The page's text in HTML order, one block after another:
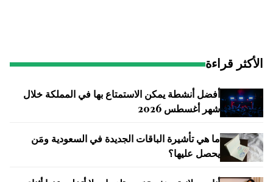
الأكثر قراءة
أفضل أنشطة يمكن الاستمتاع بها في المملكة خلال
شهر أغسطس 2026
ما هي تأشيرة الباقات الجديدة في السعودية ومَن
يحصل عليها؟